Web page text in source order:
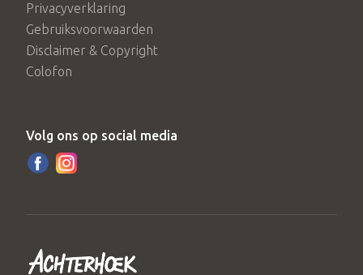
Privacyverklaring
Gebruiksvoorwaarden
Disclaimer & Copyright
Colofon
Volg ons op social media